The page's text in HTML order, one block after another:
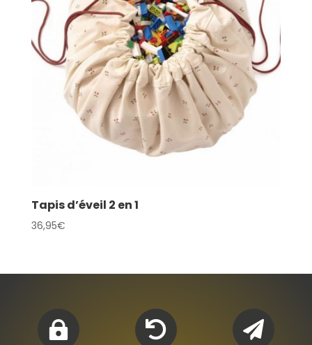
Tapis d’éveil 2 en 1
36,95€
  